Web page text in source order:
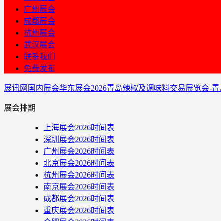
广州展会
成都展会
杭州展会
武汉展会
联系我们
免费发布
展讯网 国内展会华东展会2026青岛辣椒及调味料交易展览会-
展会排期
上海展会2026时间表
深圳展会2026时间表
广州展会2026时间表
北京展会2026时间表
杭州展会2026时间表
南京展会2026时间表
成都展会2026时间表
重庆展会2026时间表